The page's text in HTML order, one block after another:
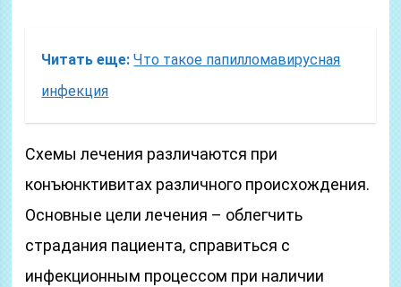
Читать еще: Что такое папилломавирусная
инфекция
Схемы лечения различаются при
конъюнктивитах различного происхождения.
Основные цели лечения – облегчить
страдания пациента, справиться с
инфекционным процессом при наличии